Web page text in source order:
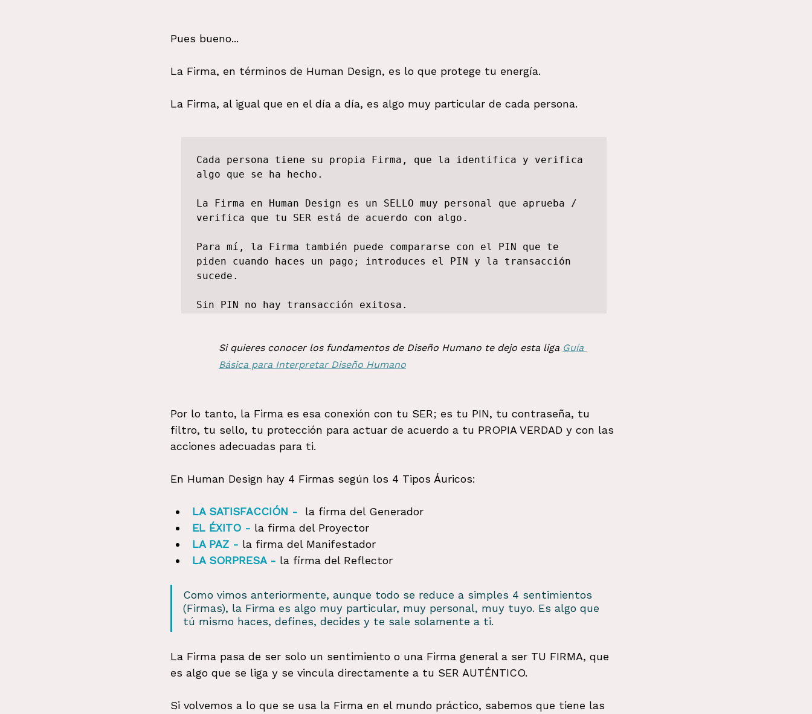
Pues bueno...
La Firma, en términos de Human Design, es lo que protege tu energía.
La Firma, al igual que en el día a día, es algo muy particular de cada persona.
Cada persona tiene su propia Firma, que la identifica y verifica
algo que se ha hecho.
La Firma en Human Design es un SELLO muy personal que aprueba /
verifica que tu SER está de acuerdo con algo.
Para mí, la Firma también puede compararse con el PIN que te
piden cuando haces un pago; introduces el PIN y la transacción
sucede.
Sin PIN no hay transacción exitosa.
Si quieres conocer los fundamentos de Diseño Humano te dejo esta liga Guía
Básica para Interpretar Diseño Humano
Por lo tanto, la Firma es esa conexión con tu SER; es tu PIN, tu contraseña, tu
filtro, tu sello, tu protección para actuar de acuerdo a tu PROPIA VERDAD y con las
acciones adecuadas para ti.
En Human Design hay 4 Firmas según los 4 Tipos Áuricos:
LA SATISFACCIÓN -
la firma del Generador
EL ÉXITO - la firma del Proyector
LA PAZ - la firma del Manifestador
LA SORPRESA - la firma del Reflector
Como vimos anteriormente, aunque todo se reduce a simples 4 sentimientos
(Firmas), la Firma es algo muy particular, muy personal, muy tuyo. Es algo que
tú mismo haces, defines, decides y te sale solamente a ti.
La Firma pasa de ser solo un sentimiento o una Firma general a ser TU FIRMA, que
es algo que se liga y se vincula directamente a tu SER AUTÉNTICO.
Si volvemos a lo que se usa la Firma en el mundo práctico, sabemos que tiene las